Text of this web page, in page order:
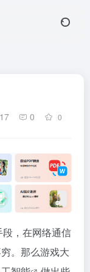
0 0
，在网络通信
。那么游戏大